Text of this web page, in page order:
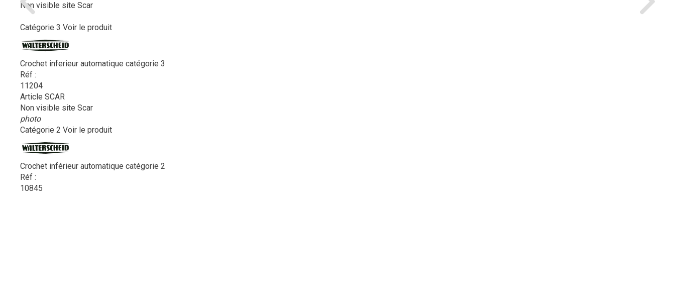
Non visible site Scar
Catégorie 3 Voir le produit
Crochet inferieur automatique catégorie 3
Réf :
11204
Article SCAR
Non visible site Scar
photo
Catégorie 2 Voir le produit
Crochet inférieur automatique catégorie 2
Réf :
10845